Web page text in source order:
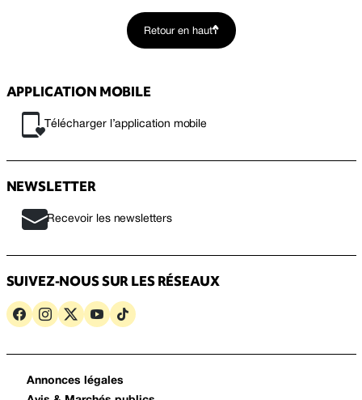
Retour en haut
APPLICATION MOBILE
Télécharger l’application mobile
NEWSLETTER
Recevoir les newsletters
SUIVEZ-NOUS SUR LES RÉSEAUX
Annonces légales